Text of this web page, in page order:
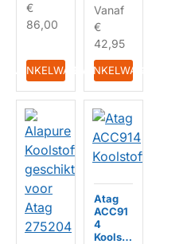
€
86,00
IN WINKELWAGEN
Vanaf
€
42,95
IN WINKELWAGEN
Atag
ACC91
4
Koolsto